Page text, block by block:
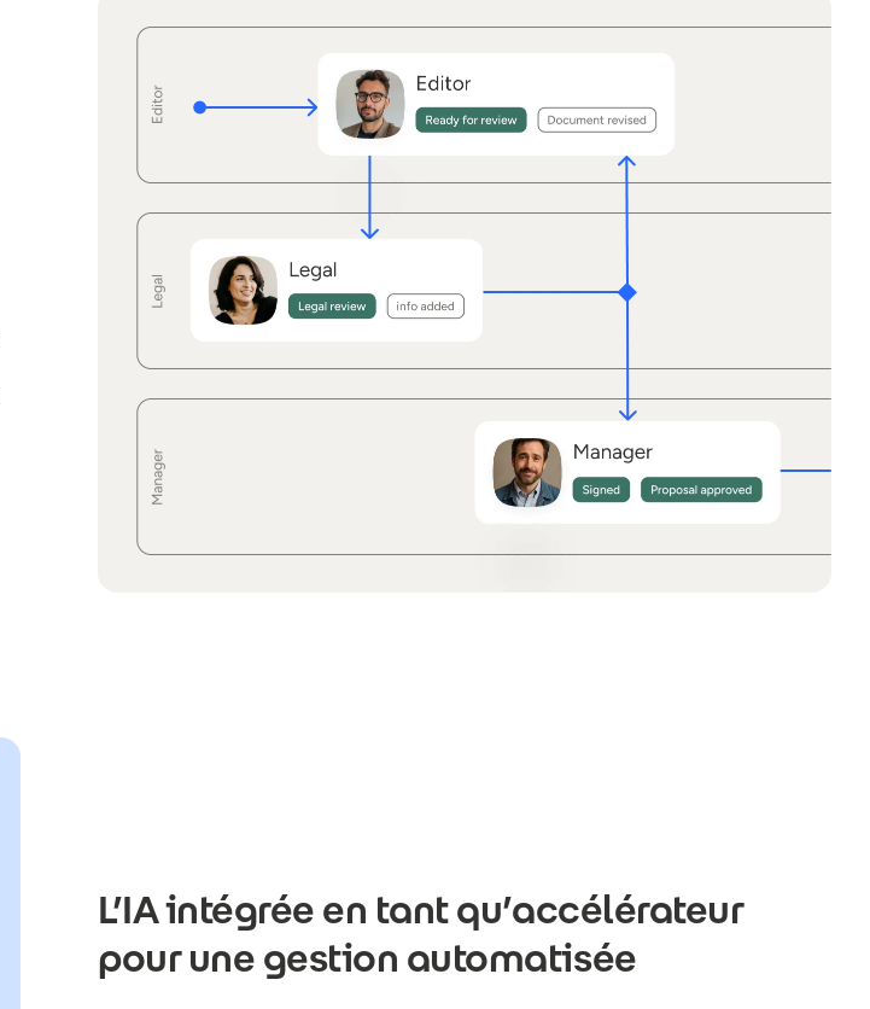
L’IA intégrée en tant qu’accélérateur
pour une gestion automatisée